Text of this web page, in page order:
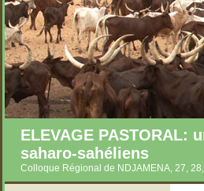
ELEVAGE
saharo-sahéliens
Colloque Régional de NDJAMENA, 27,